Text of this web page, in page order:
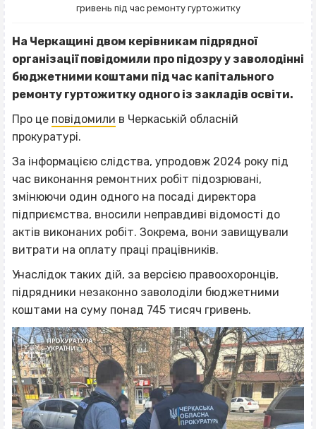
гривень під час ремонту гуртожитку
На Черкащині двом керівникам підрядної
організації повідомили про підозру у заволодінні
бюджетними коштами під час капітального
ремонту гуртожитку одного із закладів освіти.
Про це повідомили в Черкаській обласній
прокуратурі.
За інформацією слідства, упродовж 2024 року під
час виконання ремонтних робіт підозрювані,
змінюючи один одного на посаді директора
підприємства, вносили неправдиві відомості до
актів виконаних робіт. Зокрема, вони завищували
витрати на оплату праці працівників.
Унаслідок таких дій, за версією правоохоронців,
підрядники незаконно заволоділи бюджетними
коштами на суму понад 745 тисяч гривень.